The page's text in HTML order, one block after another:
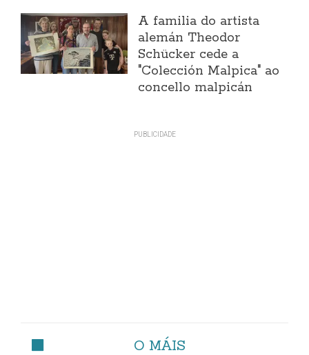
A familia do artista
alemán Theodor
Schücker cede a
"Colección Malpica" ao
concello malpicán
O MÁIS